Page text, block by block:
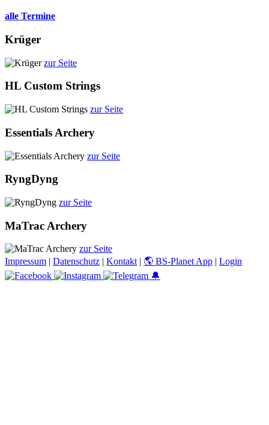
alle Termine
Krüger
zur Seite
HL Custom Strings
zur Seite
Essentials Archery
zur Seite
RyngDyng
zur Seite
MaTrac Archery
zur Seite
Impressum | Datenschutz | Kontakt | 🌎 BS-Planet App | Login
🔔